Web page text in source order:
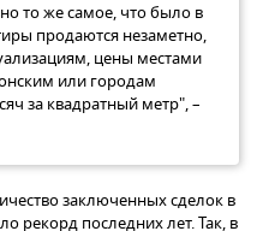
то же самое, что было в
продаются незаметно,
цены местами
или городам
за квадратный метр", –
заключенных сделок в
рекорд последних лет. Так, в